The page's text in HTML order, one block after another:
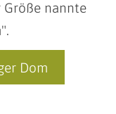
Größe nannte
Dom